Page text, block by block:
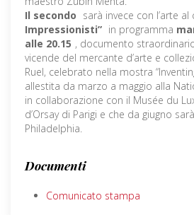
Il secondo sarà invece con l’arte al
Impressionisti” in programma
alle 20.15 , documento
vicende del mercante d’arte e
Ruel, celebrato nella mostra
allestita da marzo a maggio alla
in collaborazione con il Musée du
d’Orsay di Parigi e che da giugno
Philadelphia.
Documenti
Comunicato stampa